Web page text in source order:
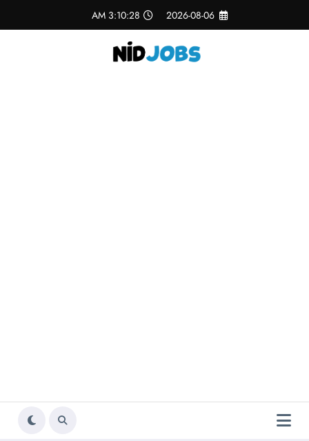
المحتوى
2026-08-06
3:10:28 AM